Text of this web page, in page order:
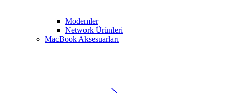
Modemler
Network Ürünleri
MacBook Aksesuarları